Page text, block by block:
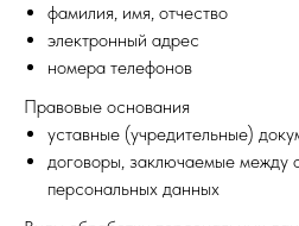
фамилия, имя, отчество
электронный адрес
номера телефонов
Правовые основания
уставные (учредительные)
договоры, заключаемые между
персональных данных